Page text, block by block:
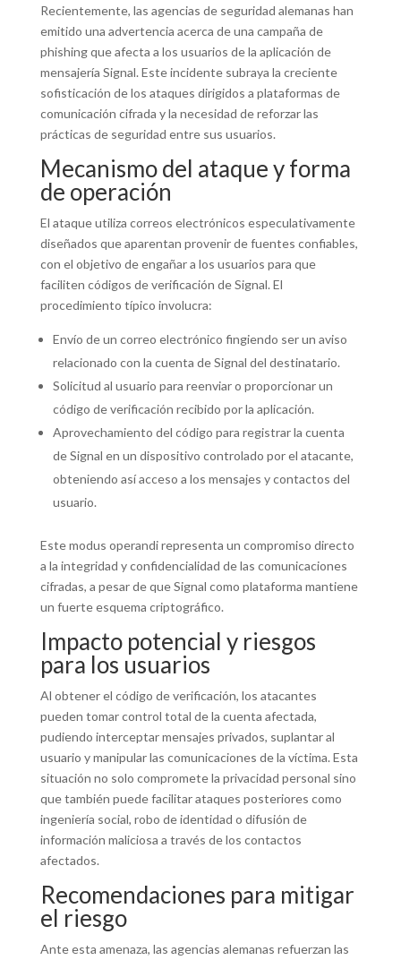
Recientemente, las agencias de seguridad alemanas han
emitido una advertencia acerca de una campaña de
phishing que afecta a los usuarios de la aplicación de
mensajería Signal. Este incidente subraya la creciente
sofisticación de los ataques dirigidos a plataformas de
comunicación cifrada y la necesidad de reforzar las
prácticas de seguridad entre sus usuarios.
Mecanismo del ataque y forma
de operación
El ataque utiliza correos electrónicos especulativamente
diseñados que aparentan provenir de fuentes confiables,
con el objetivo de engañar a los usuarios para que
faciliten códigos de verificación de Signal. El
procedimiento típico involucra:
Envío de un correo electrónico fingiendo ser un aviso
relacionado con la cuenta de Signal del destinatario.
Solicitud al usuario para reenviar o proporcionar un
código de verificación recibido por la aplicación.
Aprovechamiento del código para registrar la cuenta
de Signal en un dispositivo controlado por el atacante,
obteniendo así acceso a los mensajes y contactos del
usuario.
Este modus operandi representa un compromiso directo
a la integridad y confidencialidad de las comunicaciones
cifradas, a pesar de que Signal como plataforma mantiene
un fuerte esquema criptográfico.
Impacto potencial y riesgos
para los usuarios
Al obtener el código de verificación, los atacantes
pueden tomar control total de la cuenta afectada,
pudiendo interceptar mensajes privados, suplantar al
usuario y manipular las comunicaciones de la víctima. Esta
situación no solo compromete la privacidad personal sino
que también puede facilitar ataques posteriores como
ingeniería social, robo de identidad o difusión de
información maliciosa a través de los contactos
afectados.
Recomendaciones para mitigar
el riesgo
Ante esta amenaza, las agencias alemanas refuerzan las